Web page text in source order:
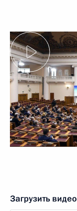
Загрузить видео